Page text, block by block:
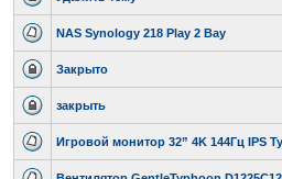
NAS Synology 218 Play 2 Bay
Закрыто
закрыть
Игровой монитор 32” 4K 144Гц IPS